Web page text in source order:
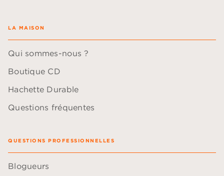
LA MAISON
Qui sommes-nous ?
Boutique CD
Hachette Durable
Questions fréquentes
QUESTIONS PROFESSIONNELLES
Blogueurs